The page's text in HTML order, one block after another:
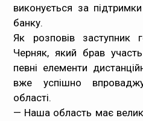
виконується за
банку.
Як розповівзаступник
Черняк, який брав
певні елементи
вже успішно
області.
— Наша область має